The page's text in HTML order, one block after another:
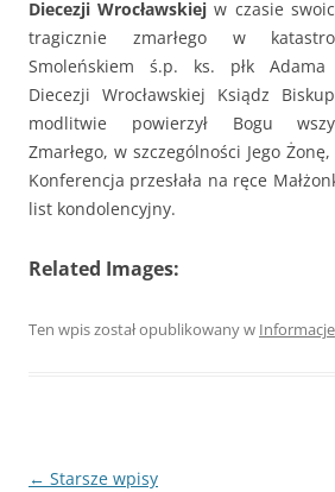
Diecezji Wrocławskiej w czasie
tragicznie zmarłego w
Smoleńskiem ś.p. ks. płk Adama
Diecezji Wrocławskiej Ksiądz
modlitwie powierzył Bogu
Zmarłego, w szczególności Jego
Konferencja przesłała na ręce
list kondolencyjny.
Related Images:
Ten wpis został opublikowany w Informacje
Nawigacja
← Starsze wpisy